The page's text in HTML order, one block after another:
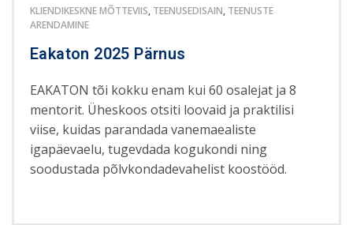
KLIENDIKESKNE MÕTTEVIIS, TEENUSEDISAIN, TEENUSTE
ARENDAMINE
Eakaton 2025 Pärnus
EAKATON tõi kokku enam kui 60 osalejat ja 8
mentorit. Üheskoos otsiti loovaid ja praktilisi
viise, kuidas parandada vanemaealiste
igapäevaelu, tugevdada kogukondi ning
soodustada põlvkondadevahelist koostööd.